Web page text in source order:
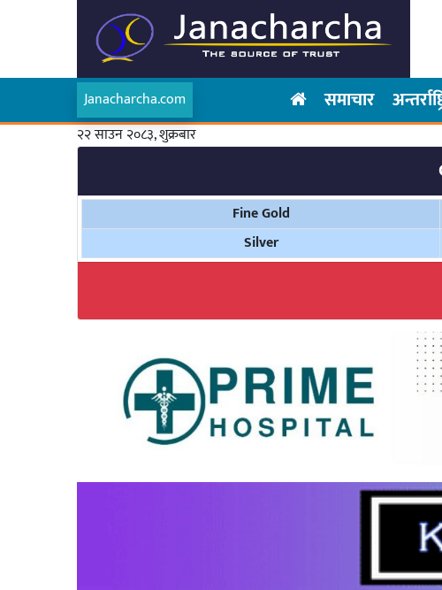
Janacharcha.com समाचार
२२ साउन २०८३, शुक्रबार
Fine Gold
Silver